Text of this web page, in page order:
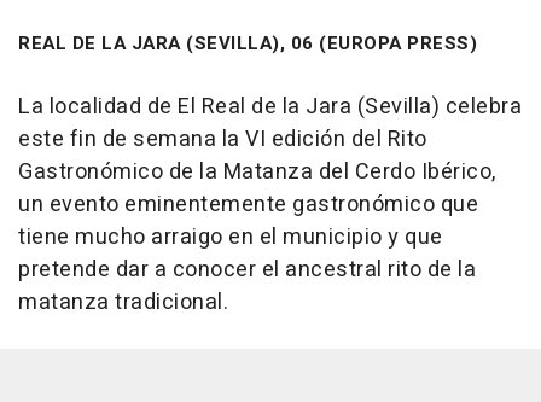
REAL DE LA JARA (SEVILLA), 06 (EUROPA PRESS)
La localidad de El Real de la Jara (Sevilla) celebra
este fin de semana la VI edición del Rito
Gastronómico de la Matanza del Cerdo Ibérico,
un evento eminentemente gastronómico que
tiene mucho arraigo en el municipio y que
pretende dar a conocer el ancestral rito de la
matanza tradicional.